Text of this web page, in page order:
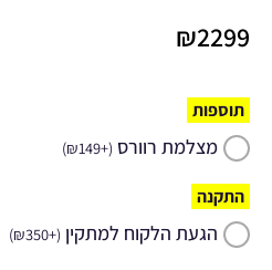
₪2299
תוספות
מצלמת רוורס (
+
₪149
)
התקנה
הגעת הלקוח למתקין (
+
₪350
)